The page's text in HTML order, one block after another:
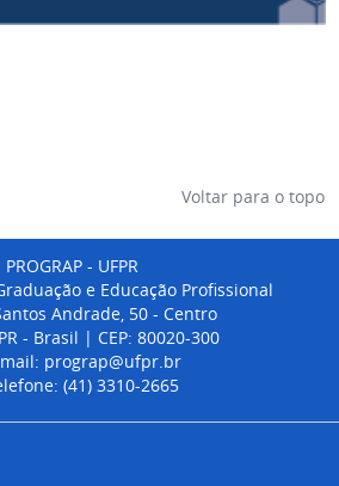
Voltar para o topo
PROGRAP - UFPR
e Educação Profissional
Andrade, 50 - Centro
- Brasil | CEP: 80020-300
prograp@ufpr.br
(41) 3310-2665